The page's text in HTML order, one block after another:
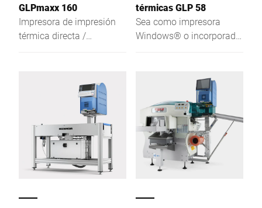
GLPmaxx 160
Impresora de impresión
térmica directa /
funcionalidad. Ya sea
como impresora
autónoma, como
impresora de sumas o
para el etiquetado de
mercancías con
indicación del peso: el
térmicas GLP 58
Sea como impresora
Windows® o incorporada
fabricada de acero
inoxidable convence por
su manejo rápido y
seguro y su carácter
multifuncional